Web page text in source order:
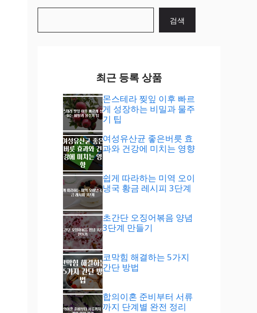
검색
최근 등록 상품
몬스테라 찢잎 이후 빠르
게 성장하는 비밀과 물주
기 팁
여성유산균 좋은버릇 효
과와 건강에 미치는 영향
쉽게 따라하는 미역 오이
냉국 황금 레시피 3단계
초간단 오징어볶음 양념
3단계 만들기
코막힘 해결하는 5가지
간단 방법
합의이혼 준비부터 서류
까지 단계별 완전 정리